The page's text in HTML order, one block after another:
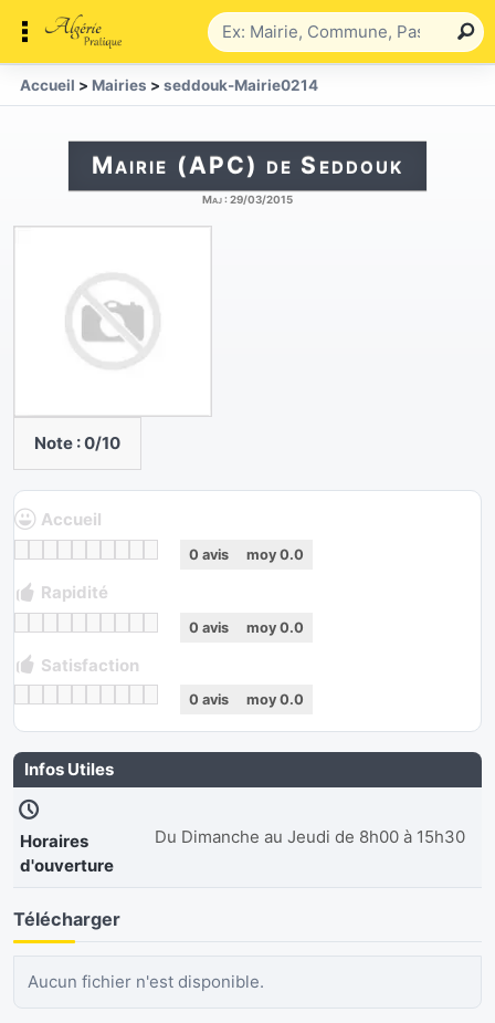
Accueil > Mairies > seddouk-Mairie0214
Mairie (APC) de Seddouk
Maj : 29/03/2015
Note :0/10
Accueil
0 avis moy 0.0
Rapidité
0 avis moy 0.0
Satisfaction
0 avis moy 0.0
Infos Utiles
Horaires
d'ouverture
Du Dimanche au Jeudi de 8h00 à 15h30
Télécharger
Aucun fichier n'est disponible.